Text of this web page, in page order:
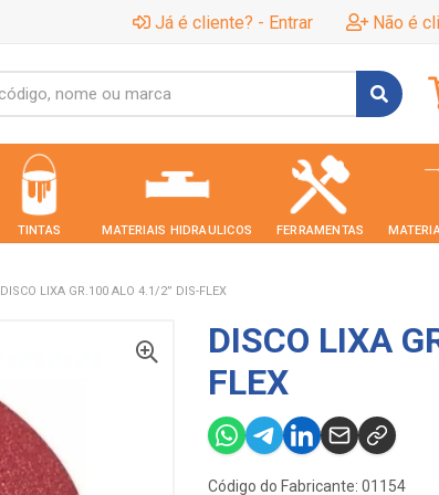
Já é cliente? - Entrar Não é
TINTAS MATERIAIS HIDRAULICOS FERRAMENTAS
DISCO LIXA GR.100 ALO 4.1/2” DIS-FLEX
DISCO LIXA
FLEX
Código do Fabricante: 01154